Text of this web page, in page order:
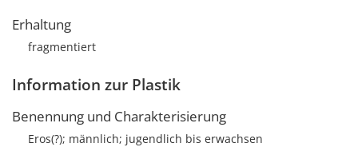
Erhaltung
fragmentiert
Information zur Plastik
Benennung und Charakterisierung
Eros(?); männlich; jugendlich bis erwachsen